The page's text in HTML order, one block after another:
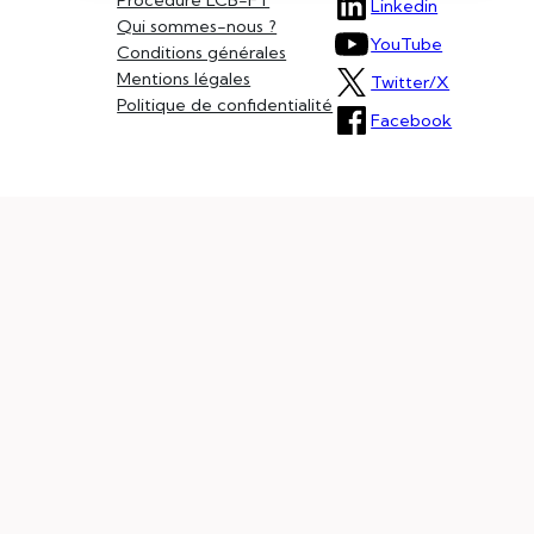
Qui sommes-nous ?
Conditions générales
Mentions légales
Politique de confidentialité
Linkedin
YouTube
Twitter/X
Facebook